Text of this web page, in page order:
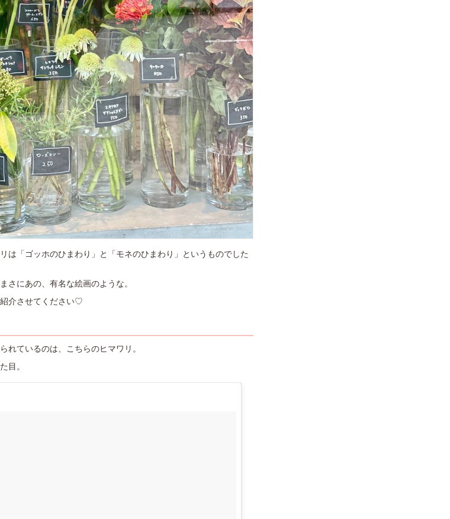
は「ゴッホのひまわり」と「モネのひまわり」というものでした
さにあの、有名な絵画のような。
介させてください♡
れているのは、こちらのヒマワリ。
目。